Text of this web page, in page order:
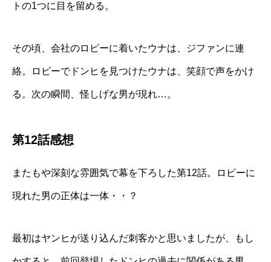
トの1つに目を留める。
その頃、会社のロビーに着いたウナは、ジファンに連
絡。ロビーでドンヒを見つけたウナは、笑顔で声をかけ
る。次の瞬間、怪しげな男が現れ…。
第12話感想
またもや深刻な雰囲気で幕を下ろした第12話。ロビーに
現れた男の正体は一体・・？
最初はヤンヒが送り込んだ刺客かと思いましたが、もし